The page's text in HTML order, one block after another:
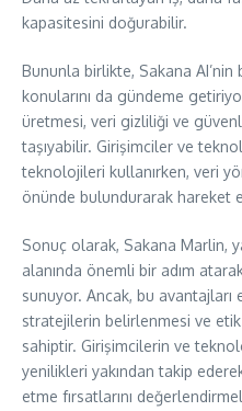
kapasitesini doğurabilir.
Bununla birlikte, Sakana
konularını da gündeme
üretmesi, veri gizliliği ve
taşıyabilir. Girişimciler ve
teknolojileri kullanırken, veri
önünde bulundurarak hareket
Sonuç olarak, Sakana Marlin,
alanında önemli bir adım
sunuyor. Ancak, bu
stratejilerin belirlenmesi ve
sahiptir. Girişimcilerin ve
yenilikleri yakından takip
etme fırsatlarını